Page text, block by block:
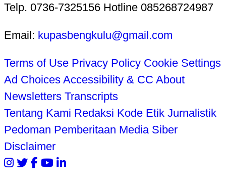
Telp. 0736-7325156 Hotline 085268724987
Email: kupasbengkulu@gmail.com
Terms of Use Privacy Policy Cookie Settings
Ad Choices Accessibility & CC About
Newsletters Transcripts
Tentang Kami Redaksi Kode Etik Jurnalistik
Pedoman Pemberitaan Media Siber
Disclaimer